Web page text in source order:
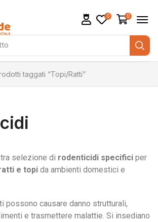
0 0
taggati “Topi/Ratti”
selezione di rodenticidi specifici per
e topi da ambienti domestici e
possono causare danno strutturali,
e trasmettere malattie. Si insediano